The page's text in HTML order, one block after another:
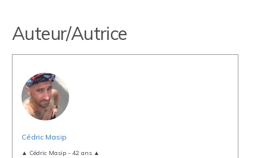
Auteur/Autrice
Cédric Masip
▲ Cédric Masip - 42 ans ▲